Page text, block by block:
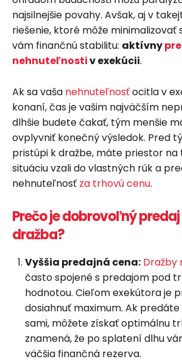
najsilnejšie povahy. Avšak, aj v
riešenie, ktoré môže
vám finančnú stabilitu: aktívny
nehnuteľnostiv exekúcii.
Ak sa vaša nehnuteľnosťocitla v
konaní, čas je vašim najväčším
dlhšie budete čakať, tým menšie
ovplyvniť konečný výsledok. Pred
pristúpi k dražbe, máte priestor na
situáciu vzali do vlastných rúk a
nehnuteľnosť za trhovú cenu.
Prečo je dobrovoľný
dražba?
Vyššia predajná cena: Dražby
často spojené s predajom pod
hodnotou. Cieľom exekútora je
dosiahnuť maximum. Ak
sami, môžete získať optimálnu
znamená, že po splatení dlhu
väčšia finančná rezerva.